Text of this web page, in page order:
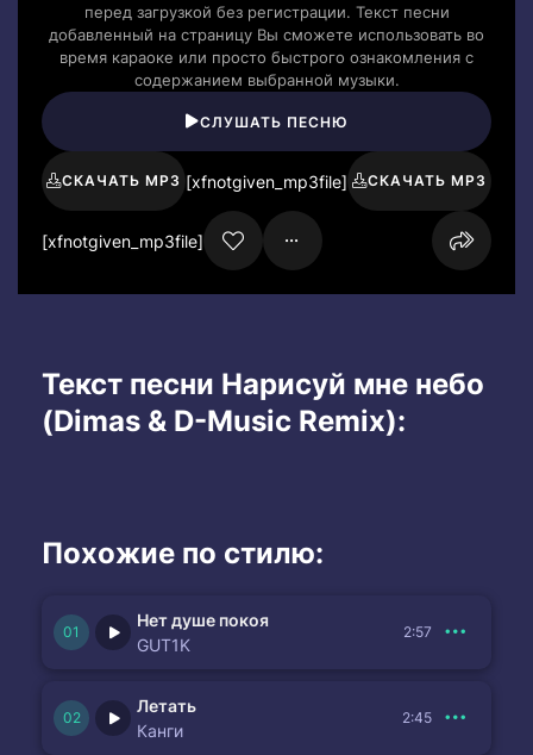
перед загрузкой без регистрации. Текст песни
добавленный на страницу Вы сможете использовать во
время караоке или просто быстрого ознакомления с
содержанием выбранной музыки.
СЛУШАТЬ ПЕСНЮ
СКАЧАТЬ MP3 [xfnotgiven_mp3file] СКАЧАТЬ MP3
[xfnotgiven_mp3file]
Текст песни Нарисуй мне небо
(Dimas & D-Music Remix):
Похожие по стилю:
Нет душе покоя
GUT1K
2:57
Летать
Канги
2:45